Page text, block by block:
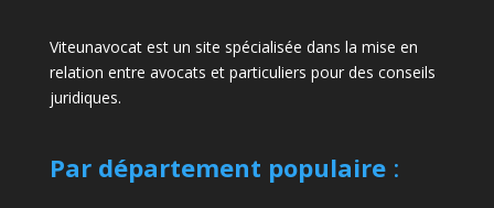
Viteunavocat est un site spécialisée dans la mise en
relation entre avocats et particuliers pour des conseils
juridiques.
Par département populaire: